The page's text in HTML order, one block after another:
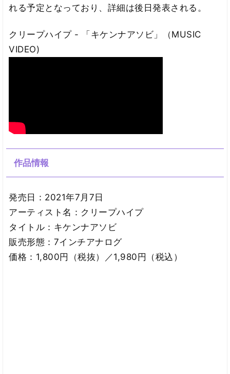
れる予定となっており、詳細は後日発表される。
クリープハイプ - 「キケンナアソビ」（MUSIC
VIDEO)
作品情報
発売日：2021年7月7日
アーティスト名：クリープハイプ
タイトル：キケンナアソビ
販売形態：7インチアナログ
価格：1,800円（税抜）／1,980円（税込）